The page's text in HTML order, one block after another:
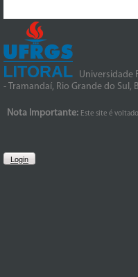
Universidade
- Tramandaí, Rio Grande do Sul,
Nota Importante: Este site é
Login